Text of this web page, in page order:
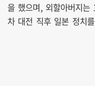
을 했으며, 외할아버지
차 대전 직후 일본 정치